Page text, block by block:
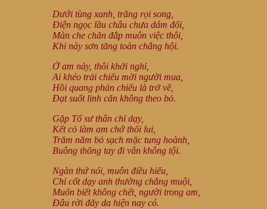
Dưới tùng xanh, trăng rọi song,
Điện ngọc lầu châu chưa dám đối,
Màn che chăn đắp muôn việc thôi,
Khi này sơn tăng toàn chẳng hội.
Ở am này, thôi khởi nghỉ,
Ai khéo trải chiếu mời người mua,
Hồi quang phản chiếu là trở về,
Đạt suốt linh căn không theo bỏ.
Gặp Tổ sư thân chỉ dạy,
Kết cỏ làm am chớ thối lui,
Trăm năm bỏ sạch mặc tung hoành,
Buông thõng tay đi vẫn không tội.
Ngàn thứ nói, muôn điều hiểu,
Chỉ cốt dạy anh thường chẳng muội,
Muốn biết không chết, người trong am,
Đâu rời đãy da hiện nay có.